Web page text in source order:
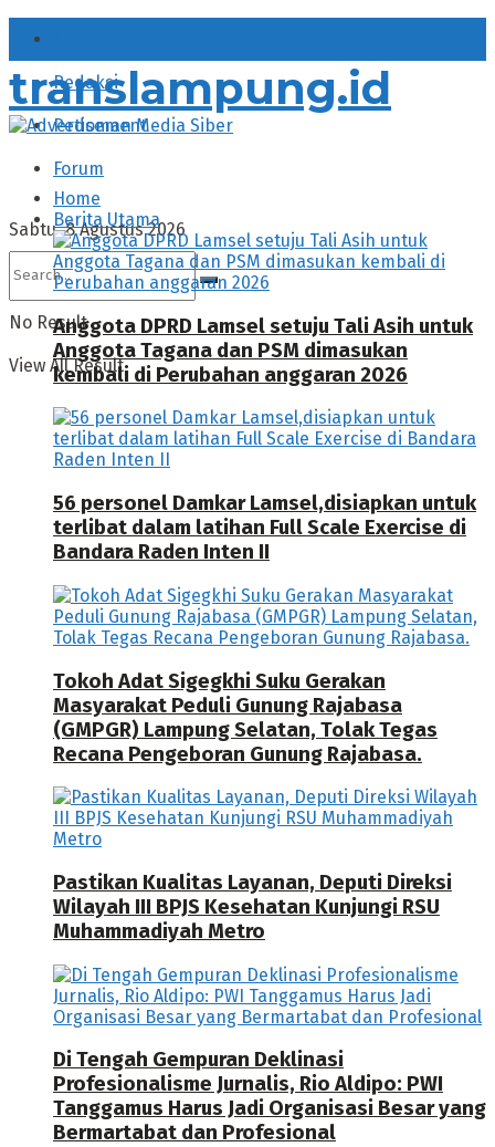
Redaksi
Pedoman Media Siber
Forum
Sabtu, 8 Agustus 2026
No Result
View All Result
translampung.id
Home
Berita Utama
Anggota DPRD Lamsel setuju Tali Asih untuk
Anggota Tagana dan PSM dimasukan
kembali di Perubahan anggaran 2026
56 personel Damkar Lamsel,disiapkan untuk
terlibat dalam latihan Full Scale Exercise di
Bandara Raden Inten II
Tokoh Adat Sigegkhi Suku Gerakan
Masyarakat Peduli Gunung Rajabasa
(GMPGR) Lampung Selatan, Tolak Tegas
Recana Pengeboran Gunung Rajabasa.
Pastikan Kualitas Layanan, Deputi Direksi
Wilayah III BPJS Kesehatan Kunjungi RSU
Muhammadiyah Metro
Di Tengah Gempuran Deklinasi
Profesionalisme Jurnalis, Rio Aldipo: PWI
Tanggamus Harus Jadi Organisasi Besar yang
Bermartabat dan Profesional